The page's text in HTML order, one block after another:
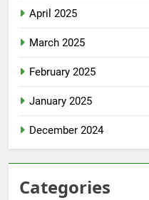
April 2025
March 2025
February 2025
January 2025
December 2024
Categories